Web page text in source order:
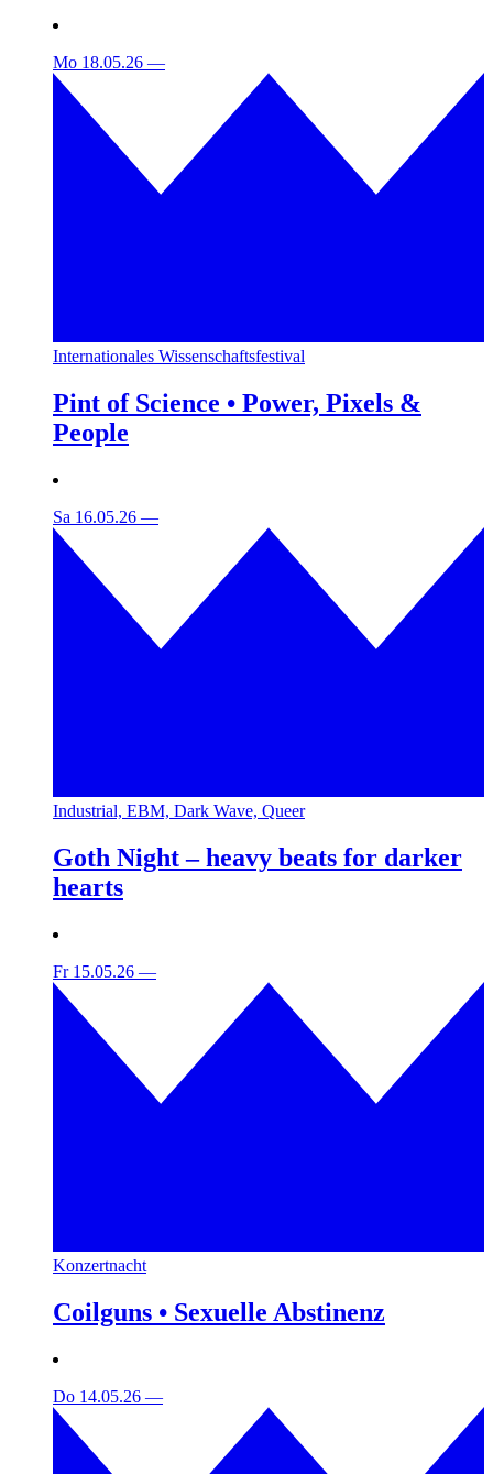
Mo 18.05.26 —
Internationales Wissenschaftsfestival
Pint of Science • Power, Pixels &
People
Sa 16.05.26 —
Industrial, EBM, Dark Wave, Queer
Goth Night – heavy beats for darker
hearts
Fr 15.05.26 —
Konzertnacht
Coilguns • Sexuelle Abstinenz
Do 14.05.26 —